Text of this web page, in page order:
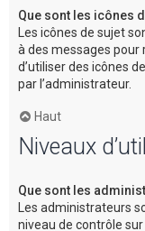
Que sont les icônes
Les icônes de sujet
à des messages pour
d’utiliser des icônes
par l’administrateur.
Haut
Niveaux
Que sont les
Les administrateurs
niveau de contrôle